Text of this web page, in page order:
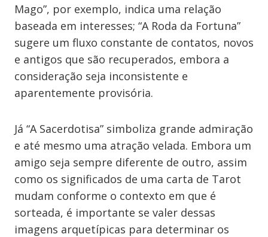
Mago”, por exemplo, indica uma relação
baseada em interesses; “A Roda da Fortuna”
sugere um fluxo constante de contatos, novos
e antigos que são recuperados, embora a
consideração seja inconsistente e
aparentemente provisória.
Já “A Sacerdotisa” simboliza grande admiração
e até mesmo uma atração velada. Embora um
amigo seja sempre diferente de outro, assim
como os significados de uma carta de Tarot
mudam conforme o contexto em que é
sorteada, é importante se valer dessas
imagens arquetípicas para determinar os